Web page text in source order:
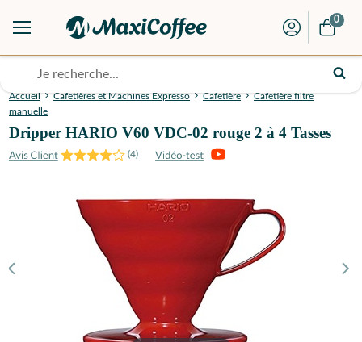
0
Accueil Cafetières et Machines Expresso Cafetière
Cafetière filtre
manuelle
Dripper HARIO V60 VDC-02 rouge 2 à 4 Tasses
(4)